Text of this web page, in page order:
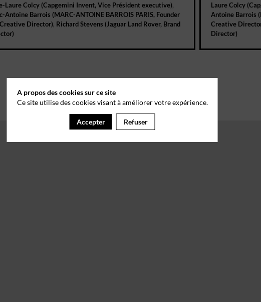
LaureColcy (Capgemini Invent, Vice Président executive)
Antoine Barrois (MARC-ANTOINE BARROIS PARIS, Founder
Director) RichardStevens (Jaguar Land Rover, Brand
)
LaureColcy (
Antoine Barrois (
Creative
Director)
A propos des cookies sur ce site
Ce site utilise des cookies visant à améliorer votre expérience.
Accepter Refuser